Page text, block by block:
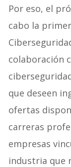
Por eso, el
cabo la
colaboración
que deseen
ofertas
carreras
empresas
industria que